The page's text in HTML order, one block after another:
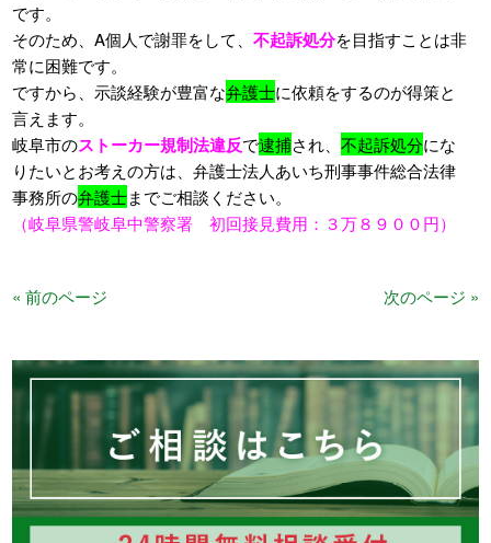
です。
そのため、A個人で謝罪をして、不起訴処分を目指すことは非
常に困難です。
ですから、示談経験が豊富な弁護士に依頼をするのが得策と
言えます。
岐阜市のストーカー規制法違反で逮捕され、不起訴処分にな
りたいとお考えの方は、弁護士法人あいち刑事事件総合法律
事務所の弁護士までご相談ください。
（岐阜県警岐阜中警察署 初回接見費用：３万８９００円）
« 前のページ 次のページ »